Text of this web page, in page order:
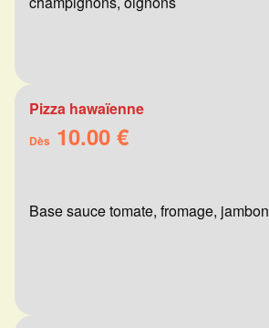
Pizza hawaïenne
Dès 10.00 €
Base sauce tomate, fromage,